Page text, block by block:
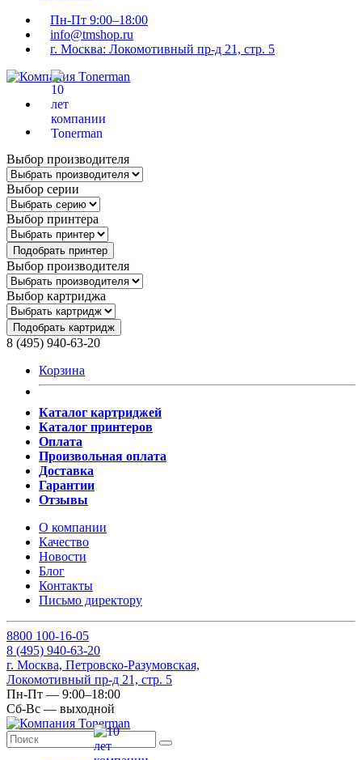
Пн-Пт 9:00–18:00
info@tmshop.ru
г. Москва: Локомотивный пр-д 21, стр. 5
Выбор производителя
Выбор серии
Выбор принтера
Подобрать принтер
Выбор производителя
Выбор картриджа
Подобрать картридж
8 (495) 940-63-20
Корзина
Каталог картриджей
Каталог принтеров
Оплата
Произвольная оплата
Доставка
Гарантии
Отзывы
О компании
Качество
Новости
Блог
Контакты
Письмо директору
8800 100-16-05
8 (495) 940-63-20
г. Москва, Петровско-Разумовская,
Локомотивный пр-д 21, стр. 5
Пн-Пт — 9:00–18:00
Сб-Вс — выходной